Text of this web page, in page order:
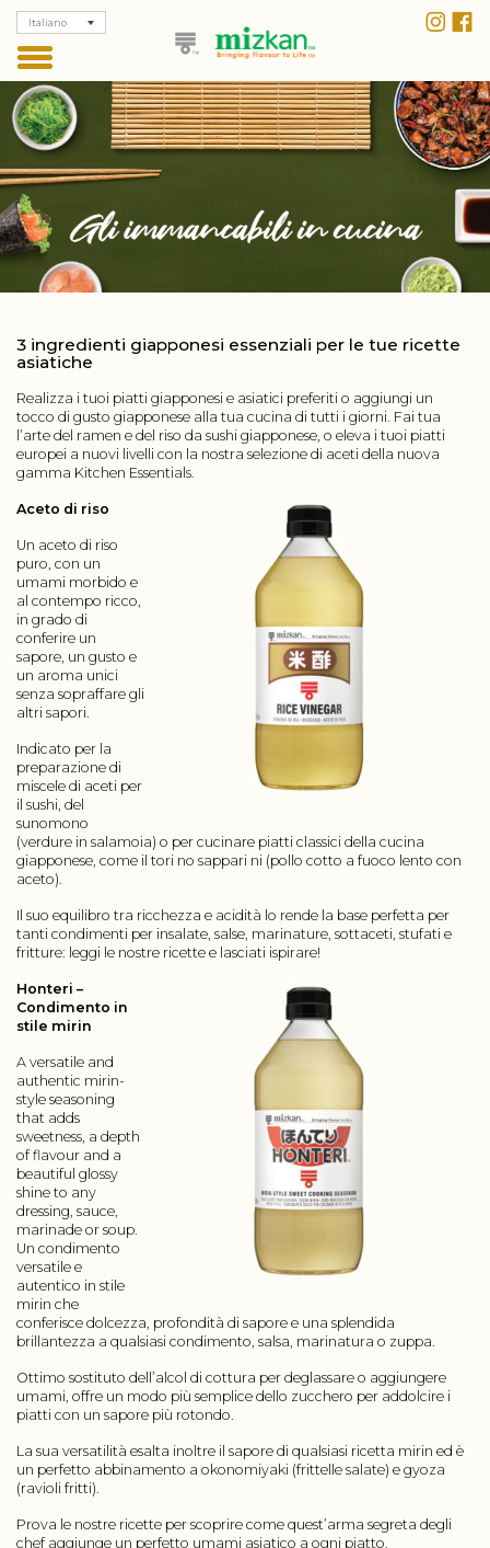
Italiano
3 ingredienti giapponesi essenziali per le tue ricette
asiatiche
Realizza i tuoi piatti giapponesi e asiatici preferiti o aggiungi un
tocco di gusto giapponese alla tua cucina di tutti i giorni. Fai tua
l’arte del ramen e del riso da sushi giapponese, o eleva i tuoi piatti
europei a nuovi livelli con la nostra selezione di aceti della nuova
gamma Kitchen Essentials.
Aceto di riso
Un aceto di riso
puro, con un
umami morbido e
al contempo ricco,
in grado di
conferire un
sapore, un gusto e
un aroma unici
senza sopraffare gli
altri sapori.
Indicato per la
preparazione di
miscele di aceti per
il sushi, del
sunomono
(verdure in salamoia) o per cucinare piatti classici della cucina
giapponese, come il tori no sappari ni (pollo cotto a fuoco lento con
aceto).
Il suo equilibro tra ricchezza e acidità lo rende la base perfetta per
tanti condimenti per insalate, salse, marinature, sottaceti, stufati e
fritture: leggi le nostre ricette e lasciati ispirare!
Honteri –
Condimento in
stile mirin
A versatile and
authentic mirin-
style seasoning
that adds
sweetness, a depth
of flavour and a
beautiful glossy
shine to any
dressing, sauce,
marinade or soup.
Un condimento
versatile e
autentico in stile
mirin che
conferisce dolcezza, profondità di sapore e una splendida
brillantezza a qualsiasi condimento, salsa, marinatura o zuppa.
Ottimo sostituto dell’alcol di cottura per deglassare o aggiungere
umami, offre un modo più semplice dello zucchero per addolcire i
piatti con un sapore più rotondo.
La sua versatilità esalta inoltre il sapore di qualsiasi ricetta mirin ed è
un perfetto abbinamento a okonomiyaki (frittelle salate) e gyoza
(ravioli fritti).
Prova le nostre ricette per scoprire come quest’arma segreta degli
chef aggiunge un perfetto umami asiatico a ogni piatto.